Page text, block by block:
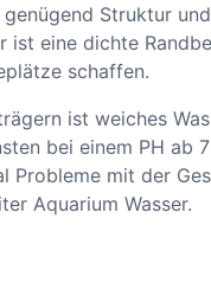
n
g
e
Struktur
eine dichte
schaffen.
ist weiches
bei einem PH ab
mit der
Aquarium Wasser.